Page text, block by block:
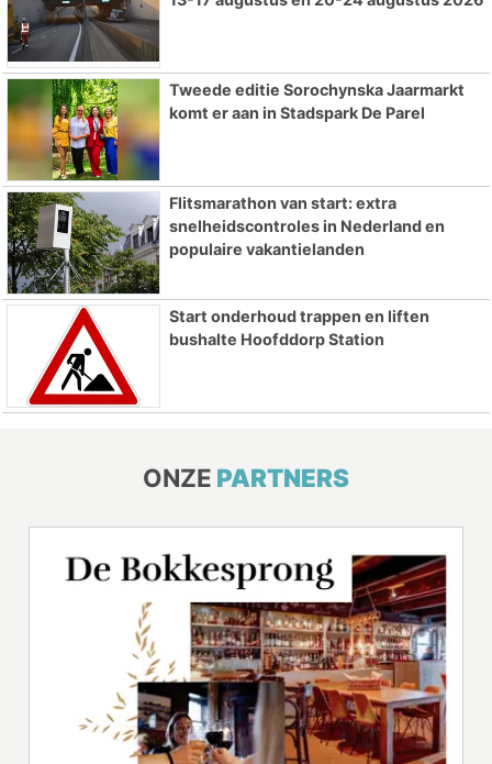
Tweede editie Sorochynska Jaarmarkt
komt er aan in Stadspark De Parel
Flitsmarathon van start: extra
snelheidscontroles in Nederland en
populaire vakantielanden
Start onderhoud trappen en liften
bushalte Hoofddorp Station
ONZE PARTNERS